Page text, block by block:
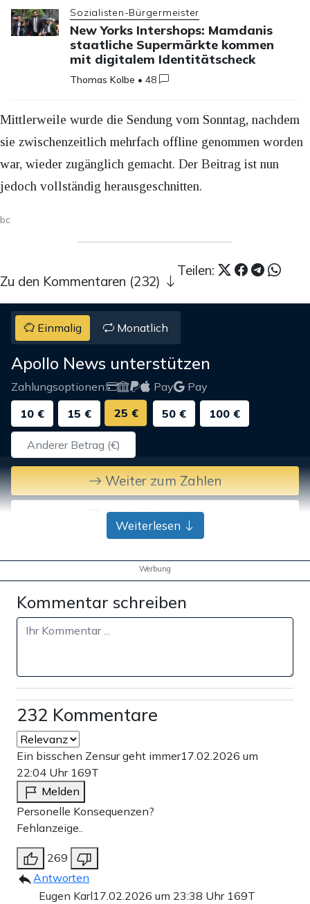
Sozialisten-Bürgermeister
New Yorks Intershops: Mamdanis
staatliche Supermärkte kommen
mit digitalem Identitätscheck
Thomas Kolbe •48
Mittlerweile wurde die Sendung vom Sonntag, nachdem
sie zwischenzeitlich mehrfach offline genommen worden
war, wieder zugänglich gemacht. Der Beitrag ist nun
jedoch vollständig herausgeschnitten.
bc
Teilen:
Zu den Kommentaren (232)
Einmalig Monatlich
Apollo News unterstützen
Zahlungsoptionen: Pay
Pay
10 €
15 € 25 € 50 € 100 €
Weiter zum Zahlen
Bank-Überweisung
Weiterlesen
Werbung
Kommentar schreiben
232 Kommentare
Ein bisschen Zensur geht immer17.02.2026 um
22:04 Uhr 169T
Melden
Personelle Konsequenzen?
Fehlanzeige..
269
Antworten
Eugen Karl17.02.2026 um 23:38 Uhr 169T